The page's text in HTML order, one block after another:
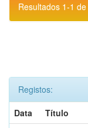
Resultados 1-1 de
Registos:
Data
Título